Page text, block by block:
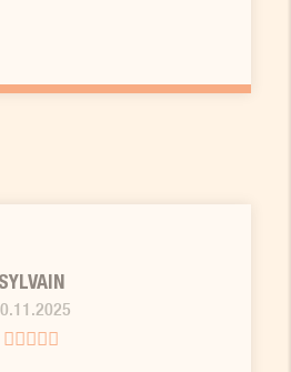
SYLVAIN